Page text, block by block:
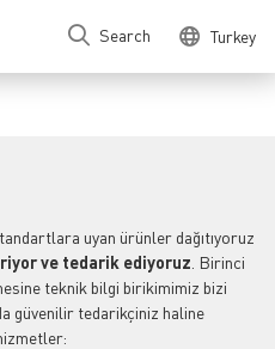
Search Turkey
uyan ürünler dağıtıyoruz
ve tedarik ediyoruz . Birinci
teknik bilgi birikimimiz bizi
güvenilir tedarikçiniz haline